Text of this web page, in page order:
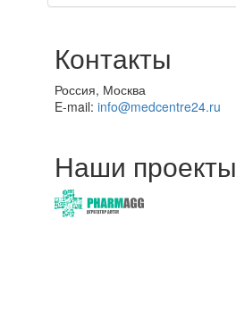
Контакты
Россия, Москва
E-mail: info@medcentre24.ru
Наши проекты